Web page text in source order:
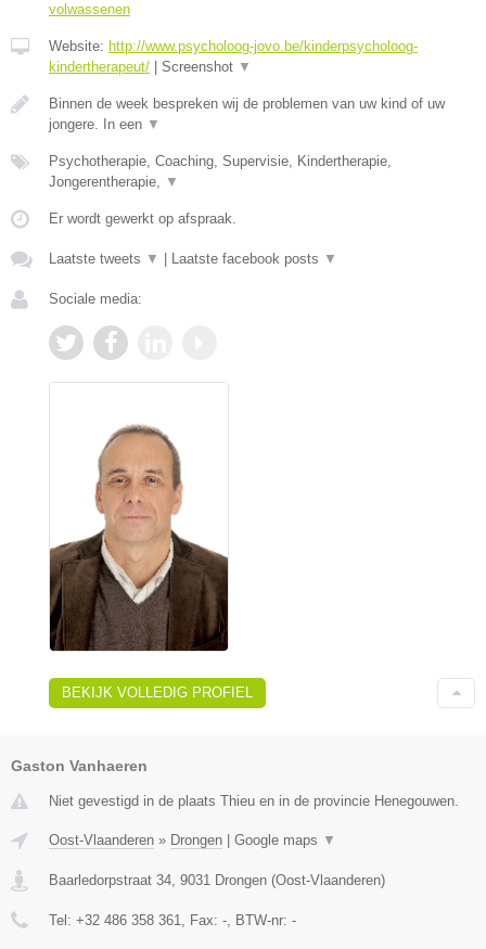
volwassenen
Website: http://www.psycholoog-jovo.be/kinderpsycholoog-
kindertherapeut/
Screenshot ▼
Binnen de week bespreken wij de problemen van uw kind of uw
jongere. In een ▼
Psychotherapie, Coaching, Supervisie, Kindertherapie,
Jongerentherapie, ▼
Er wordt gewerkt op afspraak.
Laatste tweets ▼ Laatste facebook posts ▼
Sociale media:
BEKIJK VOLLEDIG PROFIEL
Gaston Vanhaeren
Niet gevestigd in de plaats Thieu en in de provincie Henegouwen.
Oost-Vlaanderen » Drongen Google maps ▼
Baarledorpstraat 34, 9031 Drongen (Oost-Vlaanderen)
Tel: +32 486 358 361, Fax: -, BTW-nr: -